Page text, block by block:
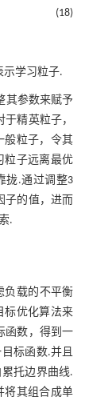
(18)
示学习粒子.
其参数来赋予
精英粒子，
般粒子，令其
粒子远离最优
拢.通过调整3
的值，进而
.
负载的不平衡
标优化算法来
函数，得到一
标函数.并且
托边界曲线.
将其组合成单